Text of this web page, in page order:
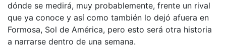
dónde se medirá, muy probablemente, frente un rival
que ya conoce y así como también lo dejó afuera en
Formosa, Sol de América, pero esto será otra historia
a narrarse dentro de una semana.